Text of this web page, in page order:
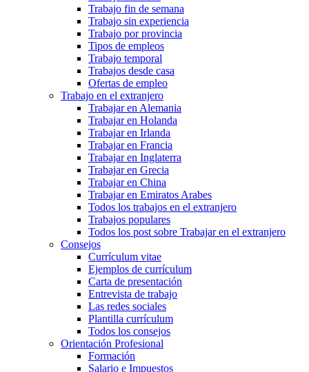
Trabajo fin de semana
Trabajo sin experiencia
Trabajo por provincia
Tipos de empleos
Trabajo temporal
Trabajos desde casa
Ofertas de empleo
Trabajo en el extranjero
Trabajar en Alemania
Trabajar en Holanda
Trabajar en Irlanda
Trabajar en Francia
Trabajar en Inglaterra
Trabajar en Grecia
Trabajar en China
Trabajar en Emiratos Arabes
Todos los trabajos en el extranjero
Trabajos populares
Todos los post sobre Trabajar en el extranjero
Consejos
Currículum vitae
Ejemplos de currículum
Carta de presentación
Entrevista de trabajo
Las redes sociales
Plantilla currículum
Todos los consejos
Orientación Profesional
Formación
Salario e Impuestos